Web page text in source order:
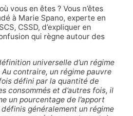
vous en êtes ? Vous n’êtes
à Marie Spano, experte en
CSSD, d’expliquer en
qui règne autour des
universelle d’un régime
contraire, un régime pauvre
défini par la quantité de
consommés et d’autres fois, il
un pourcentage de l’apport
généralement un régime